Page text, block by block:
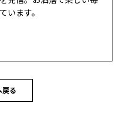
います。
戻る